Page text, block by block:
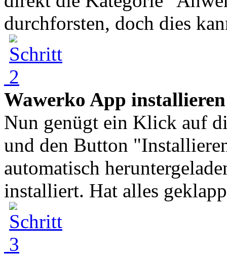
durchforsten, doch dies
Wawerko App installieren
Nun genügt ein Klick auf
und den Button
automatisch
installiert. Hat alles